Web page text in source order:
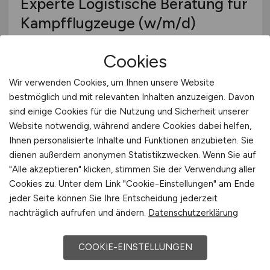
Experte Logistische Beratung für
Kampfflugzeuge (w/m/d)
Fürstenfeldbruck
Flughafenmitarbeiter(m/w/d)
mit Feuerwehrerfahrung für
Cookies
Wir verwenden Cookies, um Ihnen unsere Website
bestmöglich und mit relevanten Inhalten anzuzeigen. Davon
sind einige Cookies für die Nutzung und Sicherheit unserer
Website notwendig, während andere Cookies dabei helfen,
Ihnen personalisierte Inhalte und Funktionen anzubieten. Sie
dienen außerdem anonymen Statistikzwecken. Wenn Sie auf
"Alle akzeptieren" klicken, stimmen Sie der Verwendung aller
Cookies zu. Unter dem Link "Cookie-Einstellungen" am Ende
jeder Seite können Sie Ihre Entscheidung jederzeit
nachträglich aufrufen und ändern. Datenschutzerklärung
COOKIE-EINSTELLUNGEN